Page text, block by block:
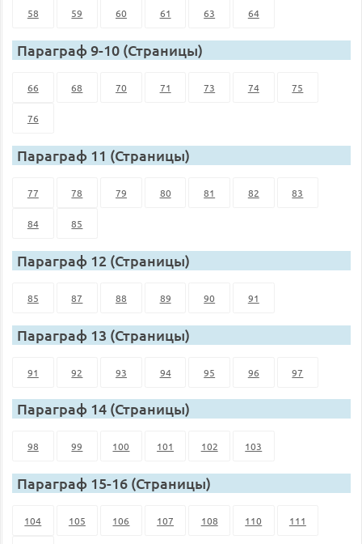
58 59 60 61 63 64
Параграф 9-10 (Страницы)
66 68 70 71 73 74 75
76
Параграф 11 (Страницы)
77 78 79 80 81 82 83
84 85
Параграф 12 (Страницы)
85 87 88 89 90 91
Параграф 13 (Страницы)
91 92 93 94 95 96 97
Параграф 14 (Страницы)
98 99 100 101 102 103
Параграф 15-16 (Страницы)
104 105 106 107 108 110 111